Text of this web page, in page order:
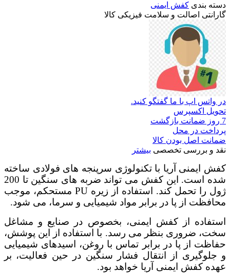
دسته بندی کفش ایمنی
گارانتی اصالت و سلامت فیزیکی کالا
در واتس اپ با ما گفتگو کنید.
تحویل اکسپرس
7 روز ضمانت بازگشت
پرداخت در محل
ضمانت اصل بودن کالا
نقد و بررسی تخصصی بیشتر
کفش ایمنی آریا با تکنولوژی سرپنجه های فولادی ساخته
شده است. این کفش می تواند ضربه های سنگین تا 200
ژول را تحمل کند. استفاده از زیره PU مستحکم، موجب
محافظت از پا در برابر مواد شیمیایی و سرما، می شود.
استفاده از کفش ایمنی، بخصوص در صنایع و مشاغل
سخت، ضروری بنظر می رسد. با استفاده از این پوشش،
حفاظت از پا در برابر تماس با روغن، اسیدهای شیمیایی
و جلوگیری از انتقال فشار سنگین در حین فعالیت، بر
عهده کفش ایمنی آریا خواهد بود.